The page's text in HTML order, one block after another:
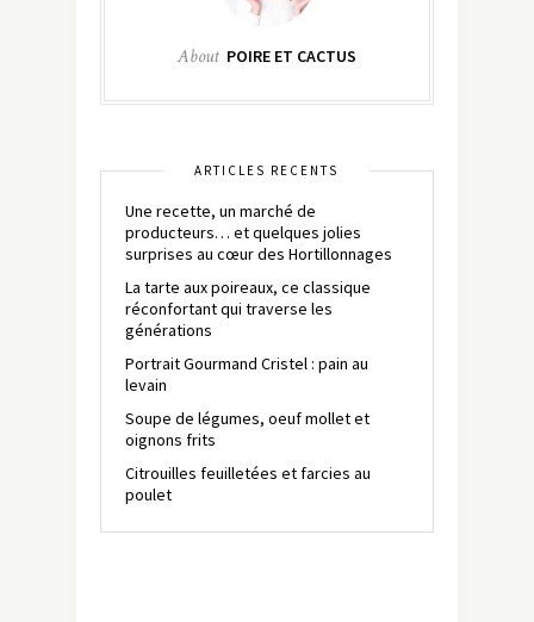
About POIRE ET CACTUS
ARTICLES RÉCENTS
Une recette, un marché de
producteurs… et quelques jolies
surprises au cœur des Hortillonnages
La tarte aux poireaux, ce classique
réconfortant qui traverse les
générations
Portrait Gourmand Cristel : pain au
levain
Soupe de légumes, oeuf mollet et
oignons frits
Citrouilles feuilletées et farcies au
poulet